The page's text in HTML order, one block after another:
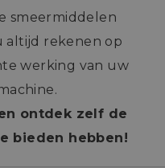
smeermiddelen
altijd rekenen op
werking van uw
ontdek zelf de
bieden hebben!